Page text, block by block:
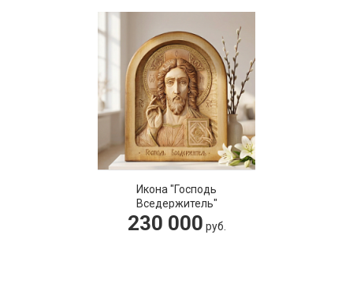
Икона "Господь
Вседержитель"
230 000 руб.